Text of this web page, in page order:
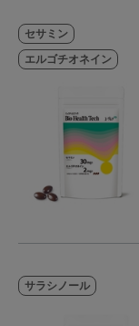
セサミン
エルゴチオネイン
サラシノール